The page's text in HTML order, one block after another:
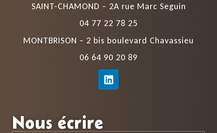
SAINT-CHAMOND – 2A rue Marc Seguin
04 77 22 78 25
MONTBRISON – 2 bis boulevard Chavassieu
06 64 90 20 89
Nous écrire